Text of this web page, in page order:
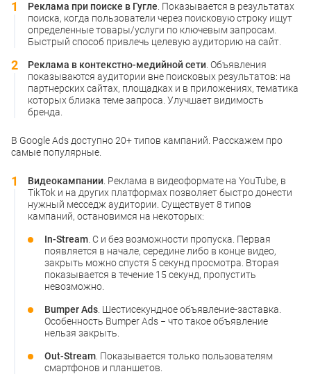
Реклама при поиске в Гугле . Показывается в результатах
поиска, когда пользователи через поисковую строку ищут
определенные товары/услуги по ключевым запросам.
Быстрый способ привлечь целевую аудиторию на сайт.
Реклама в контекстно-медийной сети . Объявления
показываются аудитории вне поисковых результатов: на
партнерских сайтах, площадках и в приложениях, тематика
которых близка теме запроса. Улучшает видимость
бренда.
В Google Ads доступно 20+ типов кампаний. Расскажем про
самые популярные.
Видеокампании . Реклама в видеоформате на YouTube, в
TikTok и на других платформах позволяет быстро донести
нужный месседж аудитории. Существует 8 типов
кампаний, остановимся на некоторых:
In-Stream . С и без возможности пропуска. Первая
появляется в начале, середине либо в конце видео,
закрыть можно спустя 5 секунд просмотра. Вторая
показывается в течение 15 секунд, пропустить
невозможно.
Bumper Ads . Шестисекундное объявление-заставка.
Особенность Bumper Ads − что такое объявление
нельзя закрыть.
Out-Stream . Показывается только пользователям
смартфонов и планшетов.